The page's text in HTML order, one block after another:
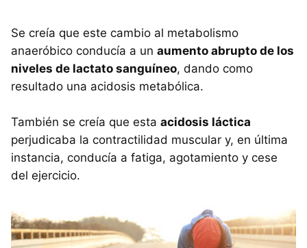
Se creía que este cambio al metabolismo
anaeróbico conducía a un aumento abrupto de los
niveles de lactato sanguíneo, dando como
resultado una acidosis metabólica.
También se creía que esta acidosis láctica
perjudicaba la contractilidad muscular y, en última
instancia, conducía a fatiga, agotamiento y cese
del ejercicio.